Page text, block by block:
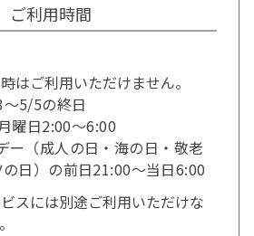
ご利用時間
はご利用いただけません。
5/5の終日
曜日2:00～6:00
ー（成人の日・海の日・敬老
日）の前日21:00～当日6:00
スには別途ご利用いただけな